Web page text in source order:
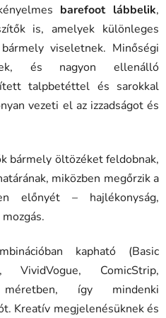
barefoot lábbelik,
is, amelyek különleges
viseletnek. Minőségi
és nagyon ellenálló
talpbetéttel és sarokkal
vezeti el az izzadságot és
bármely öltözéket feldobnak,
miközben megőrzik a
előnyét – hajlékonyság,
kapható (Basic
VividVogue, ComicStrip,
így mindenki
Kreatív megjelenésüknek és